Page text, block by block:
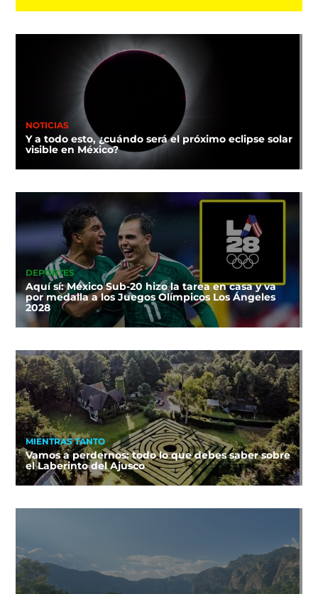
NOTICIAS
Y a todo esto, ¿cuándo será el próximo eclipse solar
visible en México?
DEPORTES
Aquí sí: México Sub-20 hizo la tarea en casa y va
por medalla a los Juegos Olímpicos Los Ángeles
2028
MIENTRAS TANTO
Vamos a perdernos: todo lo que debes saber sobre
el Laberinto del Ajusco